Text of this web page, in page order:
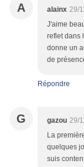
A alainx 29/
J'aime
reflet dans
donne un
de
Répondre
G gazou 29/
La
quelques
suis